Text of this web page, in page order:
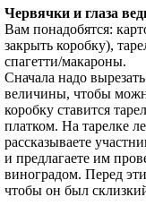
Червячки и глаза
Вам понадобятся:
закрыть коробку),
спагетти/макароны.
Сначала надо
величины, чтобы
коробку ставится
платком. На тарелке
рассказываете
и предлагаете им
виноградом. Перед
чтобы он был